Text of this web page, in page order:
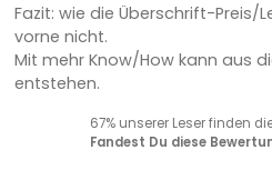
Fazit: wie die Überschrift-
vorne nicht.
Mit mehr Know/How kann aus
entstehen.
67% unserer Leser finden
Fandest Du diese